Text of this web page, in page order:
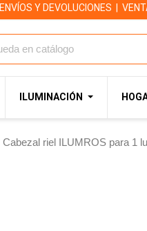
ENVÍOS Y DEVOLUCIONES
ILUMINACIÓN
Cabezal riel ILUMROS para 1